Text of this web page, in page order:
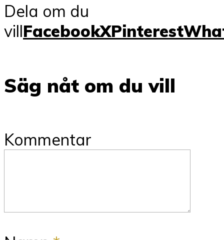
Dela om du
villFacebookXPinterest
Säg nåt om du vill
Kommentar